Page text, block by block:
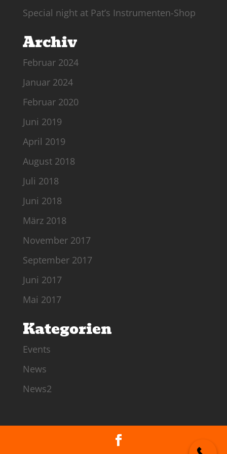
Special night at Pat’s Instrumenten-Shop
Archiv
Februar 2024
Januar 2024
Februar 2020
Juni 2019
April 2019
August 2018
Juli 2018
Juni 2018
März 2018
November 2017
September 2017
Juni 2017
Mai 2017
Kategorien
Events
News
News2